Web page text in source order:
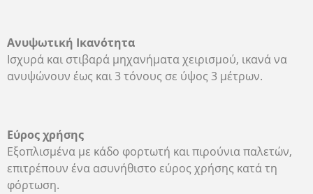
Ανυψωτική Ικανότητα
Ισχυρά και στιβαρά μηχανήματα χειρισμού, ικανά να
ανυψώνουν έως και 3 τόνους σε ύψος 3 μέτρων.
Εύρος χρήσης
Εξοπλισμένα με κάδο φορτωτή και πιρούνια παλετών,
επιτρέπουν ένα ασυνήθιστο εύρος χρήσης κατά τη
φόρτωση.